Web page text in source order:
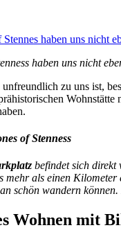
haben uns nicht
zu uns ist,
of Stenness
befindet sich direkt
mehr als einen
schön wandern
Wohnen mit